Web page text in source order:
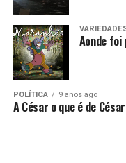
Aonde foi
POLÍTICA 9 anos ago
A César o que é de